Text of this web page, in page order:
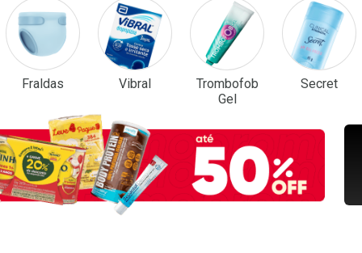
Destaque
Fraldas Vibral
Trombofob
Gel
Secret